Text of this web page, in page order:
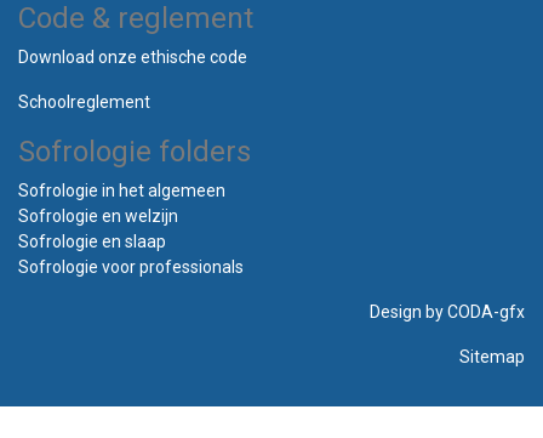
Code & reglement
Download onze ethische code
Schoolreglement
Sofrologie folders
Sofrologie in het algemeen
Sofrologie en welzijn
Sofrologie en slaap
Sofrologie voor professionals
Design byCODA-gfx
Sitemap